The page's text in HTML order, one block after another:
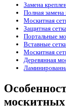
Замена
Полная замена
Москитная
Защитная
Портальные
Вставные
Москитная
Деревянная
москитных